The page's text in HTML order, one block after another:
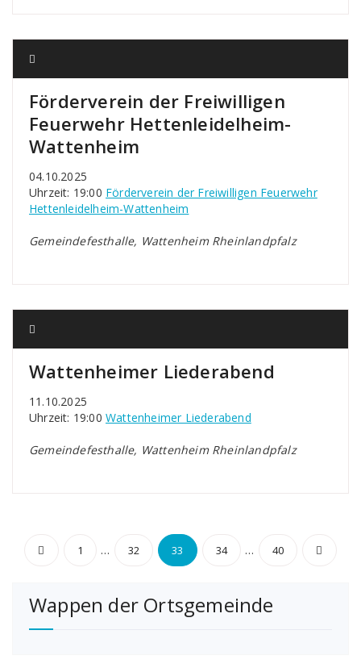
Förderverein der Freiwilligen
Feuerwehr Hettenleidelheim-
Wattenheim
04.10.2025
Uhrzeit: 19:00 Förderverein der Freiwilligen Feuerwehr
Hettenleidelheim-Wattenheim
Gemeindefesthalle, Wattenheim Rheinlandpfalz
Wattenheimer Liederabend
11.10.2025
Uhrzeit: 19:00 Wattenheimer Liederabend
Gemeindefesthalle, Wattenheim Rheinlandpfalz
Seitennummerierung
Beiträge
1 … 32 33 34 … 40
Wappen der Ortsgemeinde